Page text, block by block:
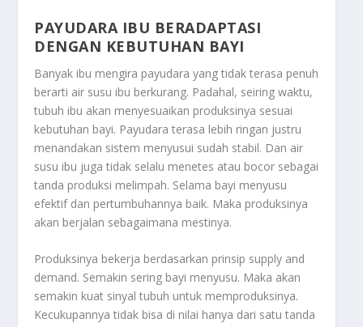
PAYUDARA IBU BERADAPTASI
DENGAN KEBUTUHAN BAYI
Banyak ibu mengira payudara yang tidak terasa penuh
berarti air susu ibu berkurang. Padahal, seiring waktu,
tubuh ibu akan menyesuaikan produksinya sesuai
kebutuhan bayi. Payudara terasa lebih ringan justru
menandakan sistem menyusui sudah stabil. Dan air
susu ibu juga tidak selalu menetes atau bocor sebagai
tanda produksi melimpah. Selama bayi menyusu
efektif dan pertumbuhannya baik. Maka produksinya
akan berjalan sebagaimana mestinya.
Produksinya bekerja berdasarkan prinsip supply and
demand. Semakin sering bayi menyusu. Maka akan
semakin kuat sinyal tubuh untuk memproduksinya.
Kecukupannya tidak bisa di nilai hanya dari satu tanda